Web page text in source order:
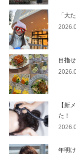
「大
目指
【新
た！
年明